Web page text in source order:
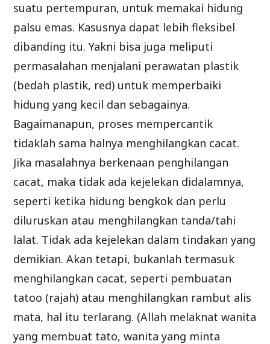
suatu pertempuran, untuk memakai hidung
palsu emas. Kasusnya dapat lebih fleksibel
dibanding itu. Yakni bisa juga meliputi
permasalahan menjalani perawatan plastik
(bedah plastik, red) untuk memperbaiki
hidung yang kecil dan sebagainya.
Bagaimanapun, proses mempercantik
tidaklah sama halnya menghilangkan cacat.
Jika masalahnya berkenaan penghilangan
cacat, maka tidak ada kejelekan didalamnya,
seperti ketika hidung bengkok dan perlu
diluruskan atau menghilangkan tanda/tahi
lalat. Tidak ada kejelekan dalam tindakan yang
demikian. Akan tetapi, bukanlah termasuk
menghilangkan cacat, seperti pembuatan
tatoo (rajah) atau menghilangkan rambut alis
mata, hal itu terlarang. (Allah melaknat wanita
yang membuat tato, wanita yang minta